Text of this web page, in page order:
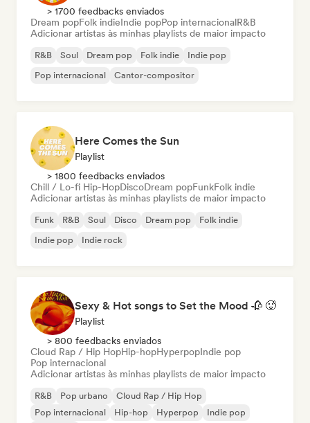
> 1700 feedbacks enviados
Dream popFolk indieIndie popPop internacionalR&B
Adicionar artistas às minhas playlists de maior impacto
R&B Soul Dream pop Folk indie
Indie pop
Pop internacional
Cantor-compositor
Here Comes the Sun
Playlist
> 1800 feedbacks enviados
Chill / Lo-fi Hip-HopDiscoDream popFunkFolk indie
Adicionar artistas às minhas playlists de maior impacto
Funk R&B Soul Disco Dream pop
Folk indie
Indie pop
Indie rock
Sexy & Hot songs to Set the Mood 🥀 🥵
Playlist
> 800 feedbacks enviados
Cloud Rap / Hip HopHip-hopHyperpopIndie pop
Pop internacional
Adicionar artistas às minhas playlists de maior impacto
R&B Pop urbano
Cloud Rap / Hip Hop
Pop internacional
Hip-hop Hyperpop
Indie pop